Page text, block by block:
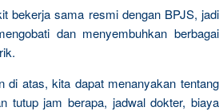
bekerja sama resmi dengan BPJS, jadi
dan menyembuhkan berbagai
di atas, kita dapat menanyakan tentang
tutup jam berapa, jadwal dokter, biaya